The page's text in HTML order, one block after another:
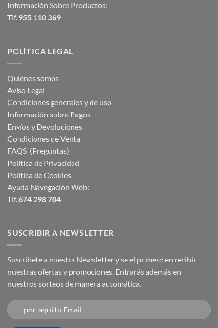
Información Sobre Productos:
Tlf. 955 110 369
POLÍTICA LEGAL
Quiénes somos
Aviso Legal
Condiciones generales y de uso
Información sobre Pagos
Envíos y Devoluciones
Condiciones de Venta
FAQS (Preguntas)
Politica de Privacidad
Política de Cookies
Ayuda Navegación Web:
Tlf. 674 298 704
SUSCRIBIR A NEWSLETTER
Suscribete a nuestra Newsletter y se el primero en recibir
nuestras ofertas y promociones. Entrarás además en
nuestros sorteos de manera automática.